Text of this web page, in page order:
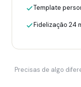
Template
Fidelização 24
Precisas de algo